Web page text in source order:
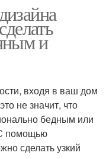
и
входя в ваш дом
не значит, что
бедным или
помощью
сделать узкий